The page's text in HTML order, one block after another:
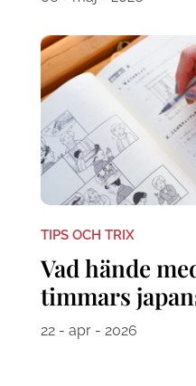
TIPS OCH TRIX
Vad hände
timmars
22 - apr - 2026